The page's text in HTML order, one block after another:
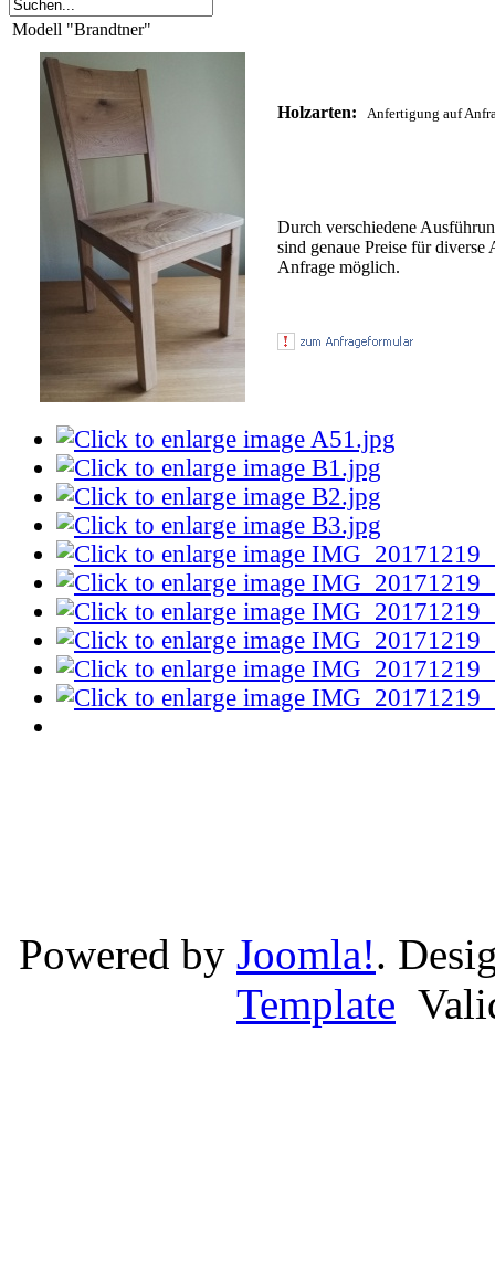
Modell "Brandtner"
Holzarten: Anfertigung auf
Durch verschiedene
sind genaue Preise für diverse
Anfrage möglich.
Powered by Joomla!.
Template